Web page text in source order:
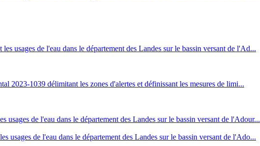
usages de l'eau dans le département des Landes sur le bassin versant de l'Ad...
2023-1039 délimitant les zones d'alertes et définissant les mesures de limi...
usages de l'eau dans le département des Landes sur le bassin versant de l'Adour...
usages de l'eau dans le département des Landes sur le bassin versant de l'Ado...